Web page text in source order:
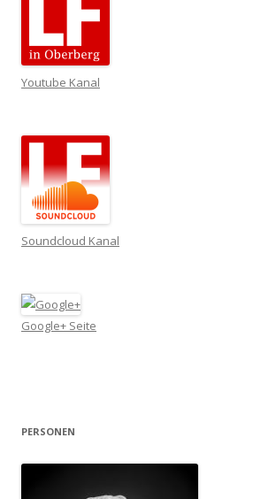
Youtube Kanal
Soundcloud Kanal
Google+ Seite
PERSONEN